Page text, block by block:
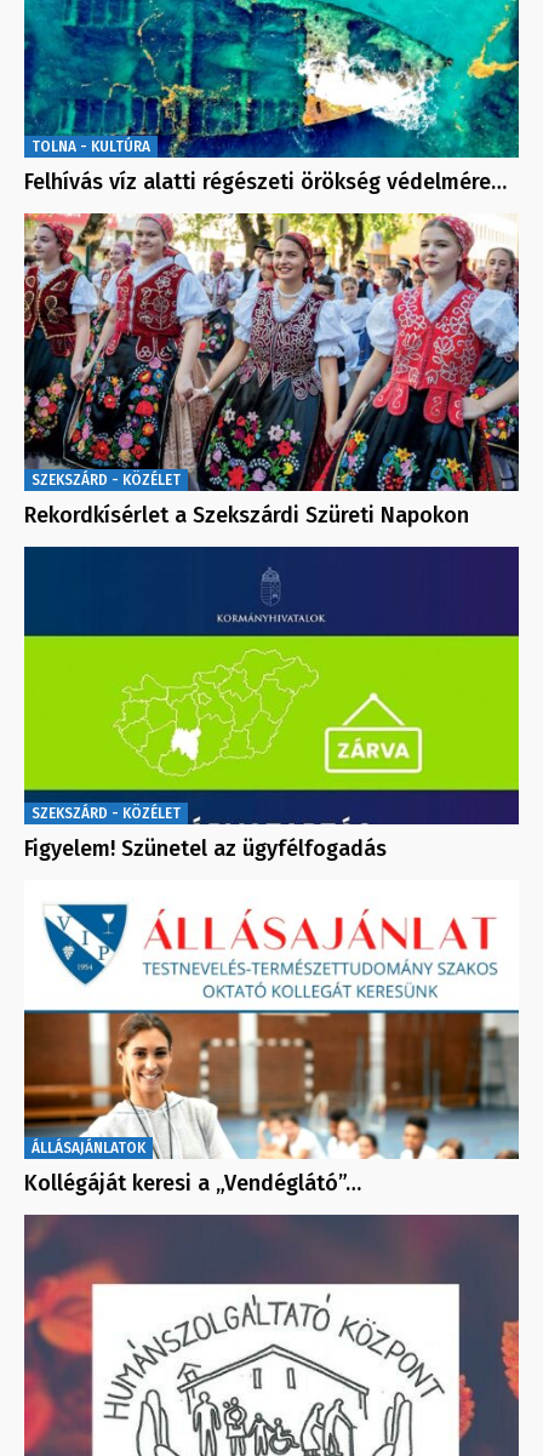
TOLNA - KULTÚRA
Felhívás víz alatti régészeti örökség védelmére…
SZEKSZÁRD - KÖZÉLET
Rekordkísérlet a Szekszárdi Szüreti Napokon
SZEKSZÁRD - KÖZÉLET
Figyelem! Szünetel az ügyfélfogadás
ÁLLÁSAJÁNLATOK
Kollégáját keresi a „Vendéglátó”…